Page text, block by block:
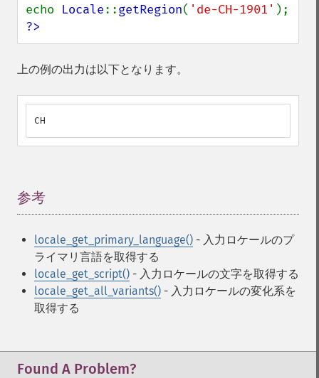
echo Locale::getRegion( 'de-CH-1901'
?>
上の例の出力は以下となります。
CH
参考
locale_get_primary_language() - 入力ロケールのプ
ライマリ言語を取得する
locale_get_script() - 入力ロケールの文字を取得する
locale_get_all_variants() - 入力ロケールの変化系を
取得する
Found A Problem?